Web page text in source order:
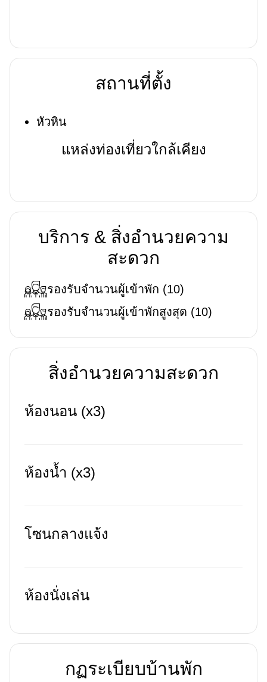
สถานที่ตั้ง
หัวหิน
แหล่งท่องเที่ยวใกล้เคียง
บริการ & สิ่งอำนวยความ
สะดวก
รองรับจำนวนผู้เข้าพัก (10)
รองรับจำนวนผู้เข้าพักสูงสุด (10)
สิ่งอำนวยความสะดวก
ห้องนอน (x3)
ห้องน้ำ (x3)
โซนกลางแจ้ง
ห้องนั่งเล่น
กฏระเบียบบ้านพัก